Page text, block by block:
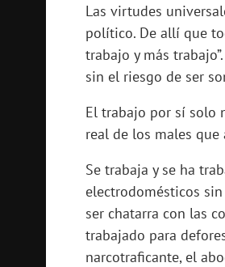
Las virtudes
político. De allí que
trabajo y más
sin el riesgo de ser
El trabajo por sí solo
real de los males que
Se trabaja y se ha
electrodomésticos
ser chatarra con las
trabajado para
narcotraficante, el